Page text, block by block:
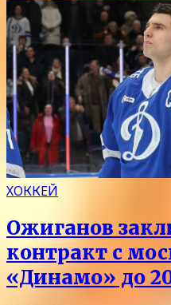
ХОККЕЙ
Ожиганов
контракт с
«Динамо» до